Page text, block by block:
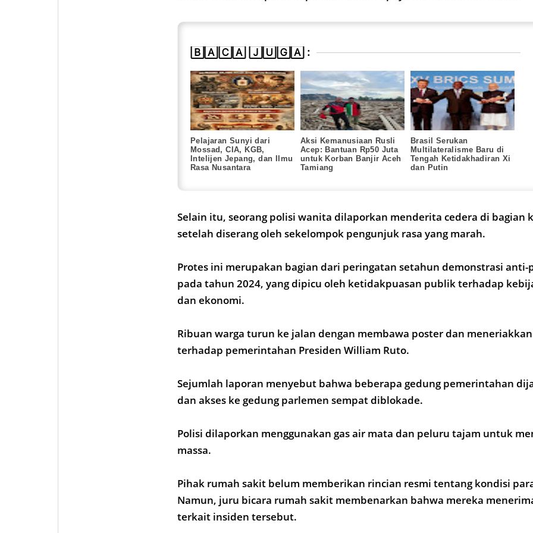
🄱🄰🄲🄰 🄹🅄🄶🄰 :
Pelajaran Sunyi dari
Mossad, CIA, KGB,
Intelijen Jepang, dan Ilmu
Rasa Nusantara
Aksi Kemanusiaan Rusli
Acep: Bantuan Rp50 Juta
untuk Korban Banjir Aceh
Tamiang
Brasil Serukan
Multilateralisme Baru di
Tengah Ketidakhadiran Xi
dan Putin
Selain itu, seorang polisi wanita dilaporkan menderita cedera di bagian
setelah diserang oleh sekelompok pengunjuk rasa yang marah.
Protes ini merupakan bagian dari peringatan setahun demonstrasi
pada tahun 2024, yang dipicu oleh ketidakpuasan publik terhadap
dan ekonomi.
Ribuan warga turun ke jalan dengan membawa poster dan
terhadap pemerintahan Presiden William Ruto.
Sejumlah laporan menyebut bahwa beberapa gedung pemerintahan
dan akses ke gedung parlemen sempat diblokade.
Polisi dilaporkan menggunakan gas air mata dan peluru tajam untuk
massa.
Pihak rumah sakit belum memberikan rincian resmi tentang kondisi
Namun, juru bicara rumah sakit membenarkan bahwa mereka
terkait insiden tersebut.